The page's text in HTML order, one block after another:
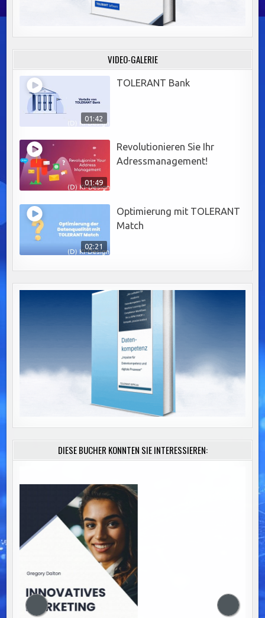
VIDEO-GALERIE
01:42
TOLERANT Bank
01:49
Revolutionieren Sie Ihr
Adressmanagement!
02:21
Optimierung mit TOLERANT
Match
DIESE BÜCHER KÖNNTEN SIE INTERESSIEREN: